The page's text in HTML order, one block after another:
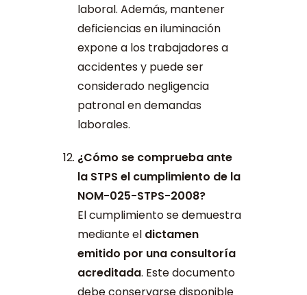
laboral. Además, mantener
deficiencias en iluminación
expone a los trabajadores a
accidentes y puede ser
considerado negligencia
patronal en demandas
laborales.
¿Cómo se comprueba ante
la STPS el cumplimiento de la
NOM-025-STPS-2008?
El cumplimiento se demuestra
mediante el dictamen
emitido por una consultoría
acreditada. Este documento
debe conservarse disponible